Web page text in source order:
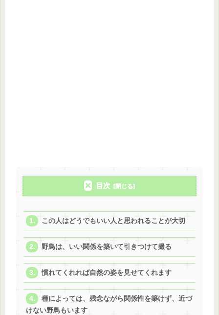
目次
この人はどうでもいい人と思われることが大切
野鳥は、いい関係を築いて引きつけて撮る
慣れてくれれば自然の姿を見せてくれます
種によっては、残念ながら関係性を築けず、近づ
けない野鳥もいます